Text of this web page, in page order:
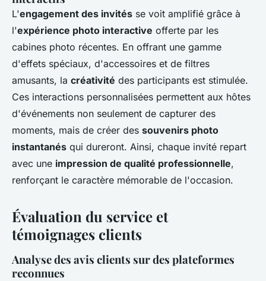
L'engagement des invités se voit amplifié grâce à
l'expérience photo interactive offerte par les
cabines photo récentes. En offrant une gamme
d'effets spéciaux, d'accessoires et de filtres
amusants, la créativité des participants est stimulée.
Ces interactions personnalisées permettent aux hôtes
d'événements non seulement de capturer des
moments, mais de créer des souvenirs photo
instantanés qui dureront. Ainsi, chaque invité repart
avec une impression de qualité professionnelle,
renforçant le caractère mémorable de l'occasion.
Évaluation du service et
témoignages clients
Analyse des avis clients sur des plateformes
reconnues